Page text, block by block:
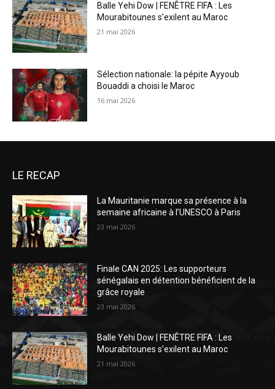
Balle Yehi Dow | FENÊTRE FIFA : Les
Mourabitounes s’exilent au Maroc
21 mai 2026
Sélection nationale: la pépite Ayyoub
Bouaddi a choisi le Maroc
16 mai 2026
LE RECAP
La Mauritanie marque sa présence à la
semaine africaine à l’UNESCO à Paris
23 mai 2026
Finale CAN 2025: Les supporteurs
sénégalais en détention bénéficient de la
grâce royale
23 mai 2026
Balle Yehi Dow | FENÊTRE FIFA : Les
Mourabitounes s’exilent au Maroc
21 mai 2026